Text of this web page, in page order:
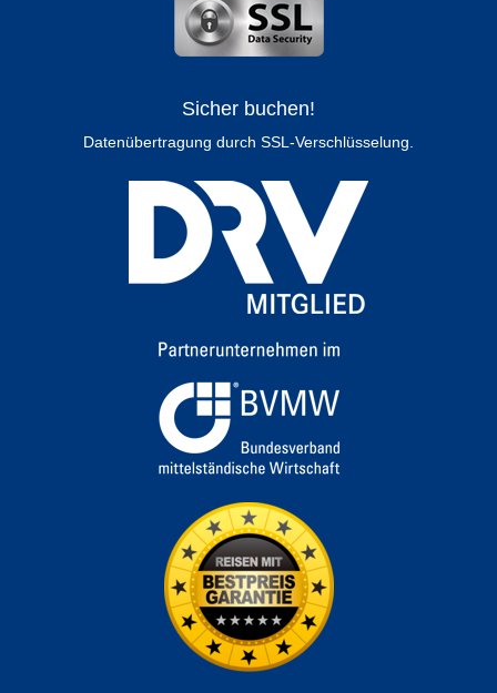
Sicher buchen!
Datenübertragung durch SSL-Verschlüsselung.